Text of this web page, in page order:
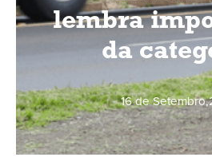
lembra
da
16 de Setembro,